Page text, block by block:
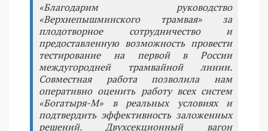
«Благодарим руководство
«Верхнепышминского трамвая» за
плодотворное сотрудничество и
предоставленную возможность провести
тестирование на первой в России
междугородней трамвайной линии.
Совместная работа позволила нам
оперативно оценить работу всех систем
«Богатыря-М» в реальных условиях и
подтвердить эффективность заложенных
решений. Двухсекционный вагон